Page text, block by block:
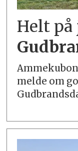
Helt på
melde om